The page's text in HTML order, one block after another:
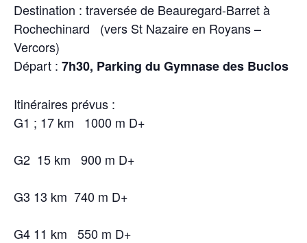
Destination : traversée de Beauregard-Barret à
Rochechinard (vers St Nazaire en Royans –
Vercors)
Départ : 7h30, Parking du Gymnase des Buclos
Itinéraires prévus :
G1 ; 17 km 1000 m D+
G2 15 km 900 m D+
G3 13 km 740 m D+
G4 11 km 550 m D+